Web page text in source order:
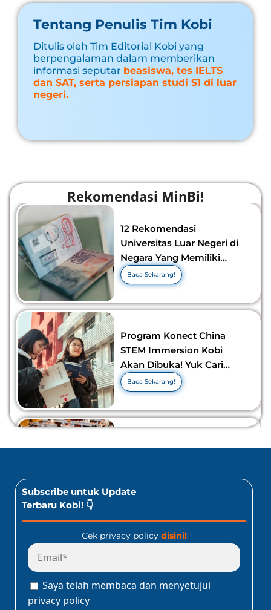
Tentang Penulis Tim Kobi
Ditulis oleh Tim Editorial Kobi yang
berpengalaman dalam memberikan
informasi seputar beasiswa, tes IELTS
dan SAT, serta persiapan studi S1 di luar
negeri.
Rekomendasi MinBi!
12 Rekomendasi
Universitas Luar Negeri di
Negara Yang Memiliki
Visa Murah di 2026-2027!
Baca Sekarang!
Program Konect China
STEM Immersion Kobi
Akan Dibuka! Yuk Cari
Tahu Info Selengkapnya!
Baca Sekarang!
Jangan Kelewatan!
Baca Sekarang!
Program Konect Kobi
Edukatif ke Jepang!
Subscribe untuk Update
Terbaru Kobi! 👇
Cek privacy policy disini!
Saya telah membaca dan menyetujui
privacy policy